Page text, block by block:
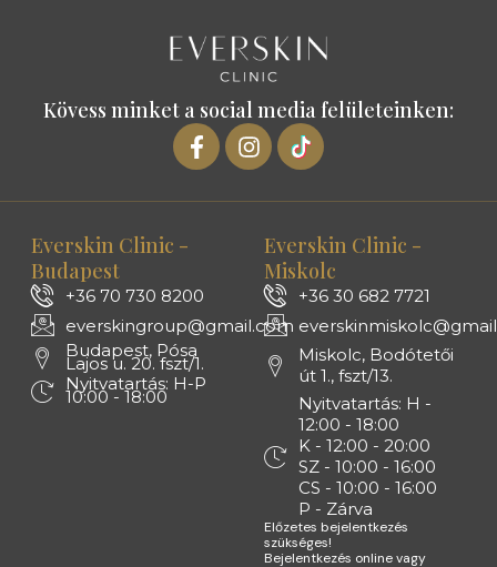
Kövess minket a social media felületeinken:
Everskin Clinic -
Budapest
+36 70 730 8200
everskingroup@gmail.com
Budapest, Pósa
Lajos u. 20. fszt/1.
Nyitvatartás: H-P
10:00 - 18:00
Everskin Clinic -
Miskolc
+36 30 682 7721
Miskolc, Bodótetői
út 1., fszt/13.
Nyitvatartás: H -
12:00 - 18:00
K - 12:00 - 20:00
SZ - 10:00 - 16:00
CS - 10:00 - 16:00
P - Zárva
Előzetes bejelentkezés
szükséges!
Bejelentkezés online vagy